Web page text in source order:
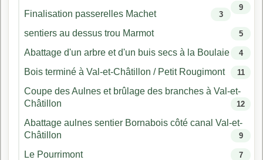
9
Finalisation passerelles Machet 3
sentiers au dessus trou Marmot 5
Abattage d'un arbre et d'un buis secs à la Boulaie 4
Bois terminé à Val-et-Châtillon / Petit Rougimont 11
Coupe des Aulnes et brûlage des branches à Val-et-
Châtillon
12
Abattage aulnes sentier Bornabois côté canal Val-et-
Châtillon
9
Le Pourrimont 7